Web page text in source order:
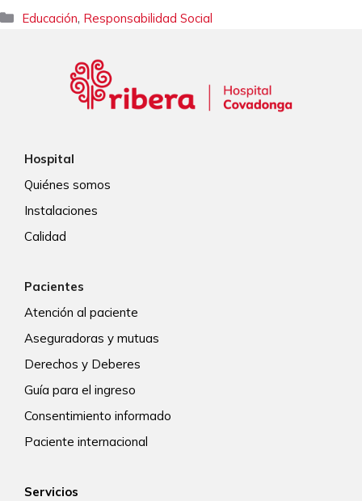
Categorías
Educación, Responsabilidad Social
Hospital
Quiénes somos
Instalaciones
Calidad
Pacientes
Atención al paciente
Aseguradoras y mutuas
Derechos y Deberes
Guía para el ingreso
Consentimiento informado
Paciente internacional
Servicios